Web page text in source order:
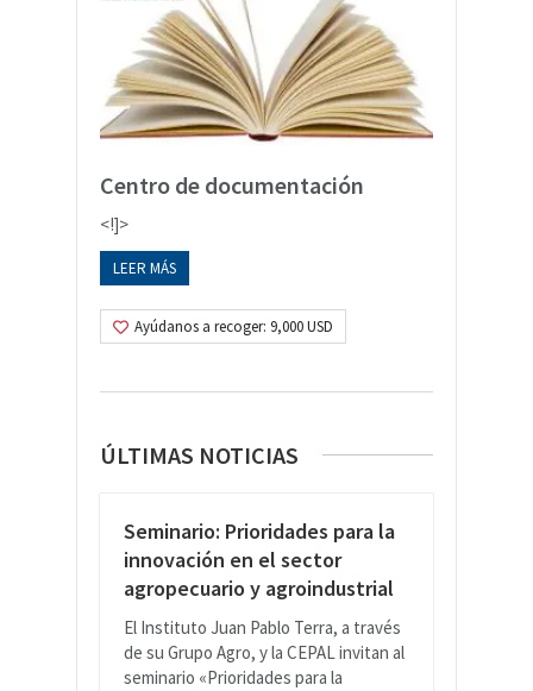
Centro de documentación
<!]>
LEER MÁS
Ayúdanos a recoger: 9,000 USD
ÚLTIMAS NOTICIAS
Seminario: Prioridades para la
innovación en el sector
agropecuario y agroindustrial
El Instituto Juan Pablo Terra, a través
de su Grupo Agro, y la CEPAL invitan al
seminario «Prioridades para la